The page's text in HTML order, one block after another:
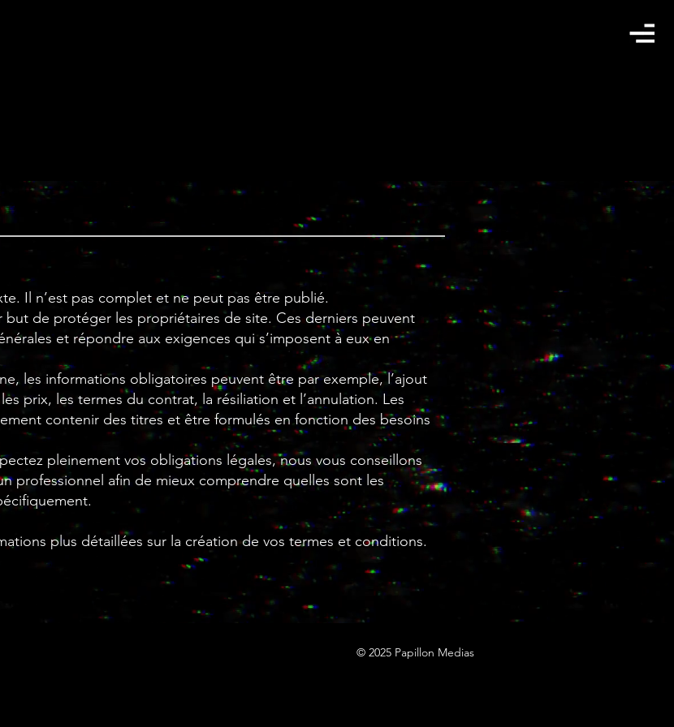
Il n’est pas complet et ne peut pas être publié.
de protéger les propriétaires de site. Ces derniers peuvent
et répondre aux exigences qui s’imposent à eux en
les informations obligatoires peuvent être par exemple, l’ajout
prix, les termes du contrat, la résiliation et l’annulation. Les
contenir des titres et être formulés en fonction des besoins
pleinement vos obligations légales, nous vous conseillons
professionnel afin de mieux comprendre quelles sont les
plus détaillées sur la création de vos termes et conditions.
© 2025 Papillon Medias